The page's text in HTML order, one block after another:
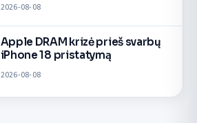
2026-08-08
Apple DRAM krizė prieš svarbų
iPhone 18 pristatymą
2026-08-08